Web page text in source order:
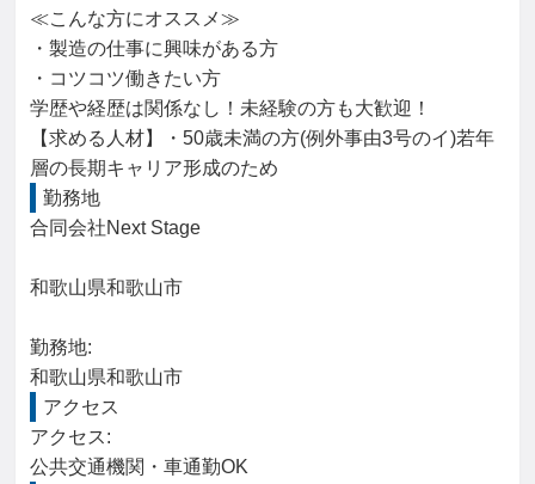
≪こんな方にオススメ≫
・製造の仕事に興味がある方
・コツコツ働きたい方
学歴や経歴は関係なし！未経験の方も大歓迎！
【求める人材】・50歳未満の方(例外事由3号のイ)若年
層の長期キャリア形成のため
勤務地
合同会社Next Stage
和歌山県和歌山市
勤務地:
和歌山県和歌山市
アクセス
アクセス:
公共交通機関・車通勤OK